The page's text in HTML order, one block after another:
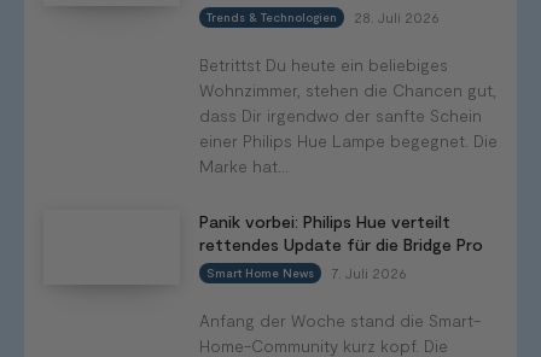
Trends & Technologien 28. Juli 2026
Betrittst Du heute ein beliebiges
Wohnzimmer, stehen die Chancen gut,
dass Dir irgendwo der sanfte Schein
einer Philips Hue Lampe begegnet. Die
Marke hat...
Panik vorbei: Philips Hue verteilt
rettendes Update für die Bridge Pro
Smart Home News 7. Juli 2026
Anfang der Woche stand die Smart-
Home-Community kurz kopf. Die